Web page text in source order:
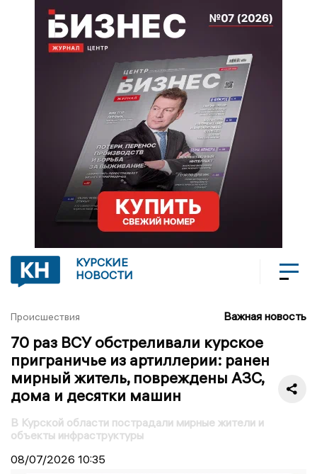
КУРСКИЕ
НОВОСТИ
Происшествия Важная новость
70 раз ВСУ обстреливали курское
приграничье из артиллерии: ранен
мирный житель, повреждены АЗС,
дома и десятки машин
В Курской области пострадали мирные жители и
объекты инфраструктуры
08/07/2026 10:35